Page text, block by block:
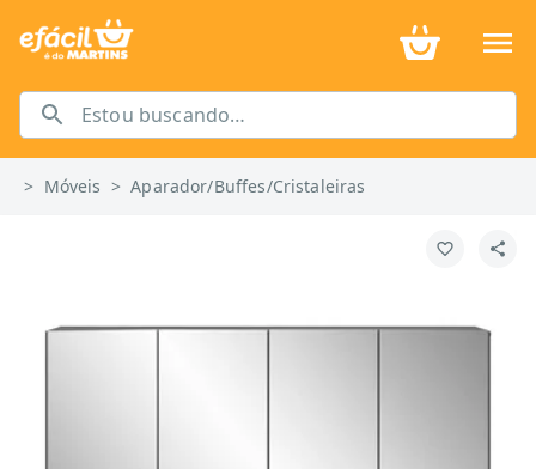
> Móveis >Aparador/Buffes/Cristaleiras